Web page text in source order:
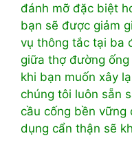
đánh mỡ đặc biệt
bạn sẽ được giảm
vụ thông tắc tại ba
giữa thợ đường
khi bạn muốn xây
chúng tôi luôn sẵn
cầu cống bền
dụng cẩn thận sẽ